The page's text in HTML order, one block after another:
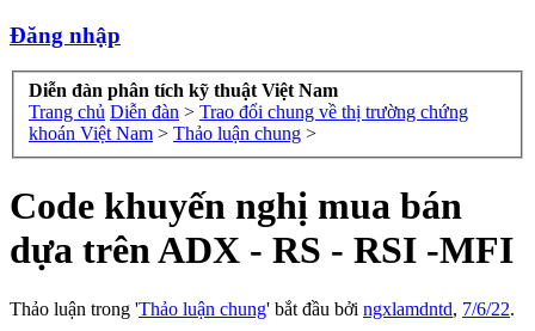
Đăng nhập
Diễn đàn phân tích kỹ thuật Việt Nam
Trang chủ Diễn đàn > Trao đổi chung về thị trường chứng
khoán Việt Nam > Thảo luận chung >
Code khuyến nghị mua bán
dựa trên ADX - RS - RSI -MFI
Thảo luận trong 'Thảo luận chung' bắt đầu bởi ngxlamdntd, 7/6/22.